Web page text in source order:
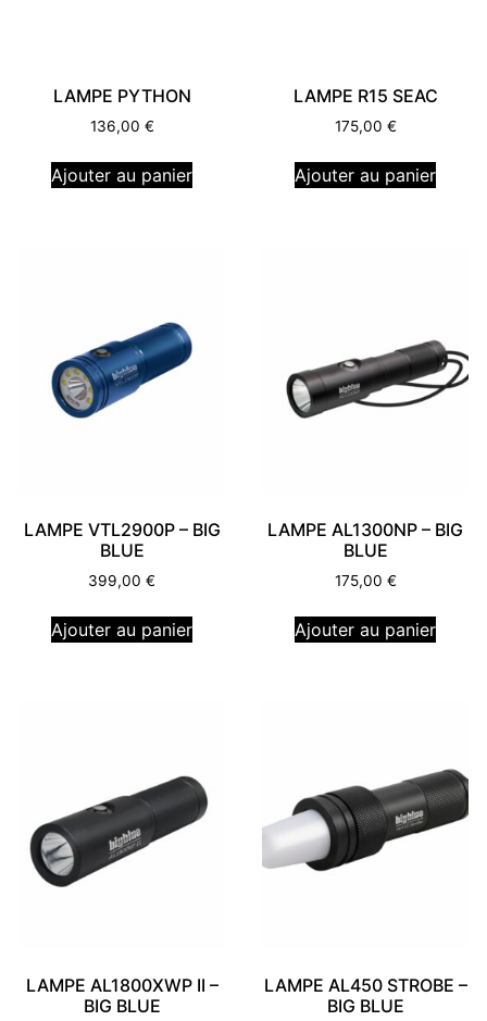
LAMPE PYTHON
136,00 €
Ajouter au panier
LAMPE R15 SEAC
175,00 €
Ajouter au panier
LAMPE VTL2900P – BIG
BLUE
399,00 €
Ajouter au panier
LAMPE AL1300NP – BIG
BLUE
175,00 €
Ajouter au panier
LAMPE AL1800XWP II –
BIG BLUE
LAMPE AL450 STROBE –
BIG BLUE